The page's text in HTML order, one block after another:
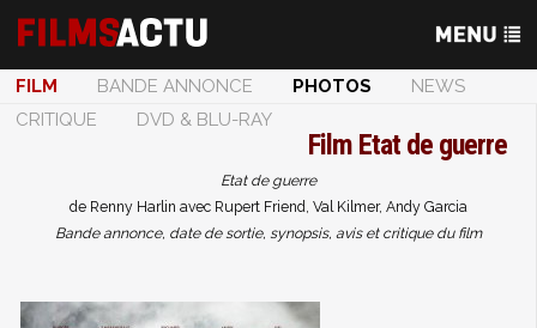
FILM BANDE ANNONCE PHOTOS
NEWS
CRITIQUE
DVD & BLU-RAY
Film Etat de guerre
Etat de guerre
de Renny Harlin avec Rupert Friend, Val Kilmer, Andy Garcia
Bande annonce, date de sortie, synopsis, avis et critique du film